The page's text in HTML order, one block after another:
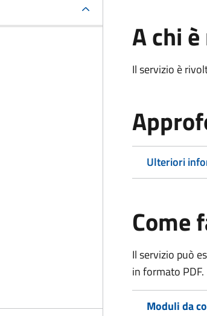
A chi
Il servizio è
Ulteriori
Come
Il servizio può
in formato PDF.
Moduli da